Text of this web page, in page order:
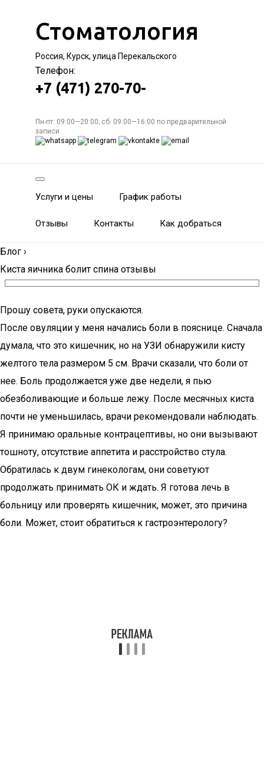
Стоматология
Россия, Курск, улица Перекальского
Телефон:
+7 (471) 270-70-
Пн-пт: 09:00—20:00; сб: 09:00—16:00 по предварительной
записи
Услуги и цены График работы
Отзывы Контакты Как добраться
Блог ›
Киста яичника болит спина отзывы
Прошу совета, руки опускаются.
После овуляции у меня начались боли в пояснице. Сначала
думала, что это кишечник, но на УЗИ обнаружили кисту
желтого тела размером 5 см. Врачи сказали, что боли от
нее. Боль продолжается уже две недели, я пью
обезболивающие и больше лежу. После месячных киста
почти не уменьшилась, врачи рекомендовали наблюдать.
Я принимаю оральные контрацептивы, но они вызывают
тошноту, отсутствие аппетита и расстройство стула.
Обратилась к двум гинекологам, они советуют
продолжать принимать ОК и ждать. Я готова лечь в
больницу или проверять кишечник, может, это причина
боли. Может, стоит обратиться к гастроэнтерологу?